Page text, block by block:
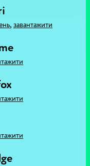
, завантажити